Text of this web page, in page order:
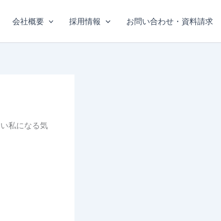
会社概要 採用情報 お問い合わせ・資料請求
私になる気